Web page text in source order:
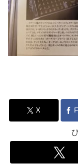
X